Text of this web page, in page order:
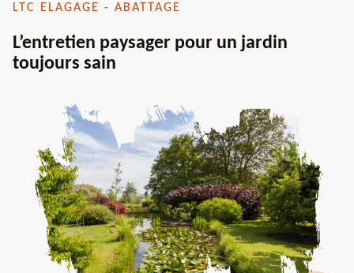
LTC ELAGAGE - ABATTAGE
L’entretien paysager pour un jardin
toujours sain